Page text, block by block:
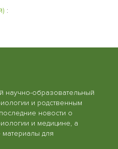
:
научно-образовательный
и родственным
новости о
и медицине, а
материалы для